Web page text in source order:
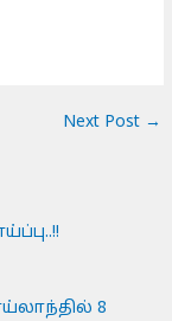
Next Post →
8